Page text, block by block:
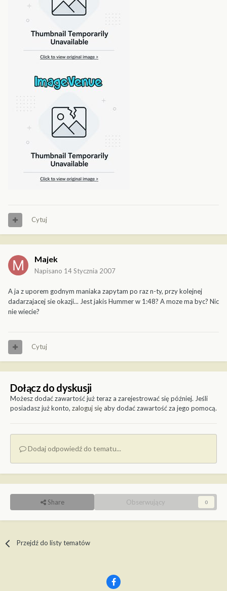
Cytuj
Majek
Napisano 14 Stycznia 2007
A ja z uporem godnym maniaka zapytam po raz n-ty, przy kolejnej
dadarzajacej sie okazji... Jest jakis Hummer w 1:48? A moze ma byc? Nic
nie wiecie?
Cytuj
Dołącz do dyskusji
Możesz dodać zawartość już teraz a zarejestrować się później. Jeśli
posiadasz już konto, zaloguj sięaby dodać zawartość za jego pomocą.
Dodaj odpowiedź do tematu...
Share Obserwujący 0
Przejdź do listy tematów